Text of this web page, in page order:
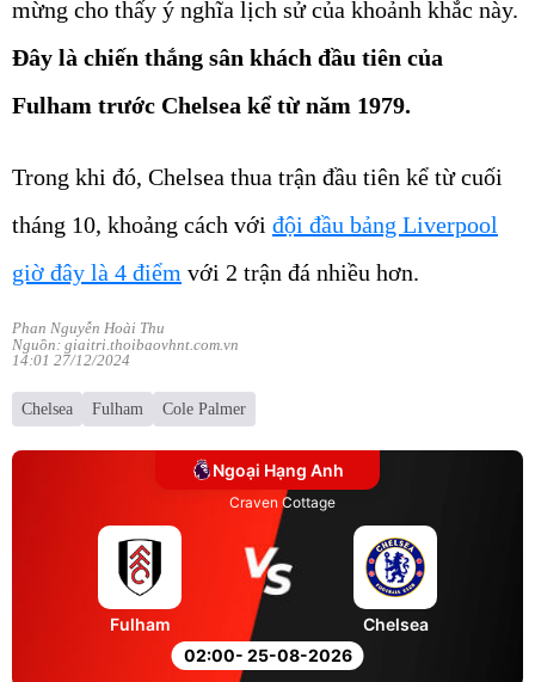
mừng cho thấy ý nghĩa lịch sử của khoảnh khắc này.
Đây là chiến thắng sân khách đầu tiên của
Fulham trước Chelsea kể từ năm 1979.
Trong khi đó, Chelsea thua trận đầu tiên kể từ cuối
tháng 10, khoảng cách với đội đầu bảng Liverpool
giờ đây là 4 điểm với 2 trận đá nhiều hơn.
Phan Nguyễn Hoài Thu
Nguồn: giaitri.thoibaovhnt.com.vn
14:01 27/12/2024
Chelsea Fulham Cole Palmer
Ngoại Hạng Anh
Craven Cottage
02:00- 25-08-2026
Fulham Chelsea